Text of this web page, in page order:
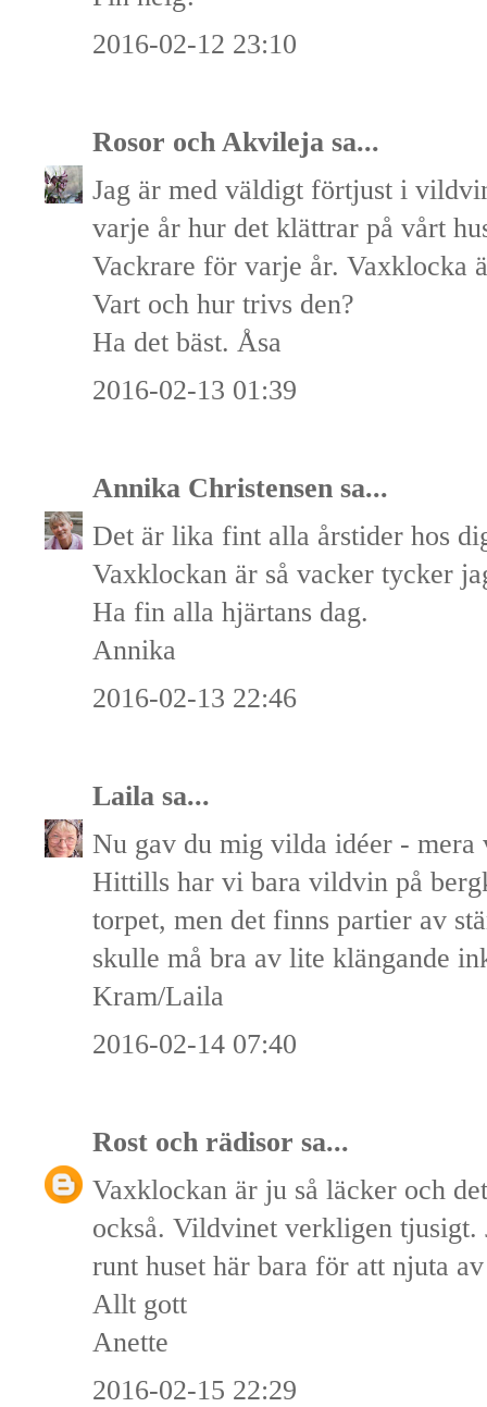
2016-02-12 23:10
Rosor och Akvileja sa...
Jag är med väldigt förtjust i
varje år hur det klättrar på vårt
Vackrare för varje år. Vaxklocka
Vart och hur trivs den?
Ha det bäst. Åsa
2016-02-13 01:39
Annika Christensen sa...
Det är lika fint alla årstider hos
Vaxklockan är så vacker tycker
Ha fin alla hjärtans dag.
Annika
2016-02-13 22:46
Laila sa...
Nu gav du mig vilda idéer -
Hittills har vi bara vildvin på
torpet, men det finns partier av
skulle må bra av lite klängande
Kram/Laila
2016-02-14 07:40
Rost och rädisor sa...
Vaxklockan är ju så läcker och
också. Vildvinet verkligen tjusigt.
runt huset här bara för att njuta
Allt gott
Anette
2016-02-15 22:29